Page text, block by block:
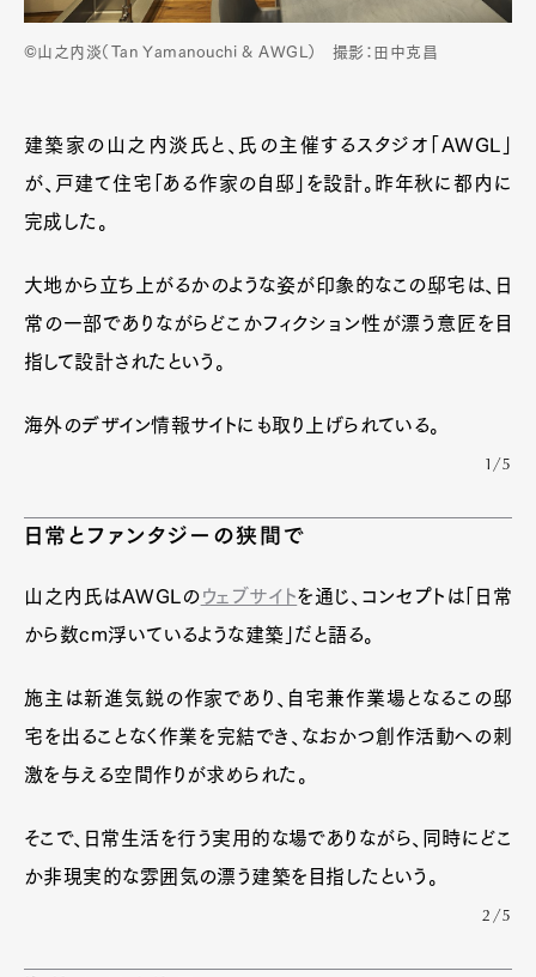
©山之内淡（Tan Yamanouchi & AWGL） 撮影：田中克昌
建築家の山之内淡氏と、氏の主催するスタジオ「AWGL」
が、戸建て住宅「ある作家の自邸」を設計。昨年秋に都内に
完成した。
大地から立ち上がるかのような姿が印象的なこの邸宅は、日
常の一部でありながらどこかフィクション性が漂う意匠を目
指して設計されたという。
海外のデザイン情報サイトにも取り上げられている。
1/5
日常とファンタジーの狭間で
山之内氏はAWGLのウェブサイトを通じ、コンセプトは「日常
から数cm浮いているような建築」だと語る。
施主は新進気鋭の作家であり、自宅兼作業場となるこの邸
宅を出ることなく作業を完結でき、なおかつ創作活動への刺
激を与える空間作りが求められた。
そこで、日常生活を行う実用的な場でありながら、同時にどこ
か非現実的な雰囲気の漂う建築を目指したという。
2/5